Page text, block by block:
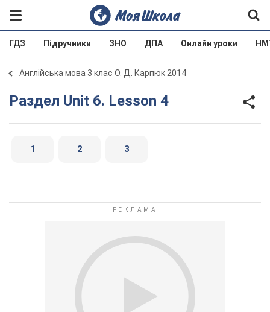
ГДЗ Підручники ЗНО ДПА Онлайн уроки
Англійська мова 3 клас О. Д. Карпюк 2014
Раздел Unit 6. Lesson 4
1 2 3